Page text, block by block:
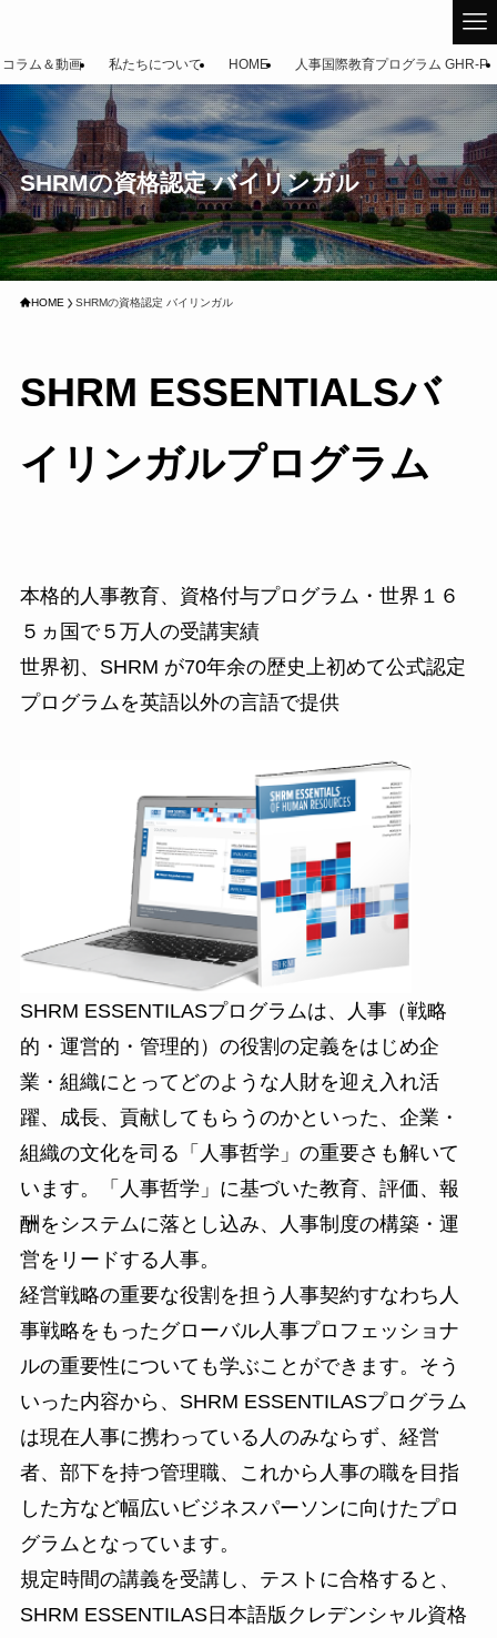
コラム＆動画 私たちについて HOME 人事国際教育プログラム GHR-P
SHRMの資格認定 バイリンガル
HOME SHRMの資格認定 バイリンガル
SHRM ESSENTIALSバ
イリンガルプログラム
本格的人事教育、資格付与プログラム・世界１６
５ヵ国で５万人の受講実績
世界初、SHRM が70年余の歴史上初めて公式認定
プログラムを英語以外の言語で提供
SHRM ESSENTILASプログラムは、人事（戦略
的・運営的・管理的）の役割の定義をはじめ企
業・組織にとってどのような人財を迎え入れ活
躍、成長、貢献してもらうのかといった、企業・
組織の文化を司る「人事哲学」の重要さも解いて
います。「人事哲学」に基づいた教育、評価、報
酬をシステムに落とし込み、人事制度の構築・運
営をリードする人事。
経営戦略の重要な役割を担う人事契約すなわち人
事戦略をもったグローバル人事プロフェッショナ
ルの重要性についても学ぶことができます。そう
いった内容から、SHRM ESSENTILASプログラム
は現在人事に携わっている人のみならず、経営
者、部下を持つ管理職、これから人事の職を目指
した方など幅広いビジネスパーソンに向けたプロ
グラムとなっています。
規定時間の講義を受講し、テストに合格すると、
SHRM ESSENTILAS日本語版クレデンシャル資格